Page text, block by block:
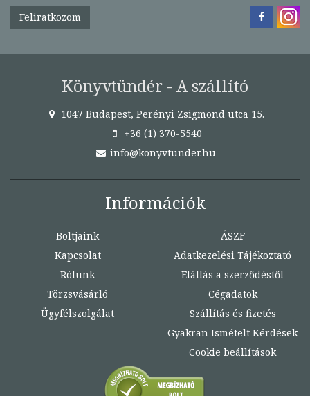
Feliratkozom
Könyvtündér - A szállító
1047 Budapest, Perényi Zsigmond utca 15.
+36 (1) 370-5540
info@konyvtunder.hu
Információk
Boltjaink
Kapcsolat
Rólunk
Törzsvásárló
Ügyfélszolgálat
ÁSZF
Adatkezelési Tájékoztató
Elállás a szerződéstől
Cégadatok
Szállítás és fizetés
Gyakran Ismételt Kérdések
Cookie beállítások